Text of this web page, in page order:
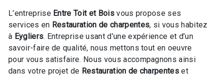
L’entreprise Entre Toit et Boisvous propose ses
services en Restauration de charpentes, si vous habitez
à Eygliers. Entreprise usant d’une expérience et d’un
savoir-faire de qualité, nous mettons tout en oeuvre
pour vous satisfaire. Nous vous accompagnons ainsi
dans votre projet de Restauration de charpentes et